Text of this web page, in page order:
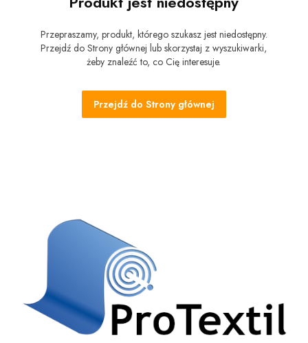
Przepraszamy, produkt, którego szukasz jest niedostępny.
Przejdź do Strony głównej lub skorzystaj z wyszukiwarki,
żeby znaleźć to, co Cię interesuje.
Przejdź do Strony głównej